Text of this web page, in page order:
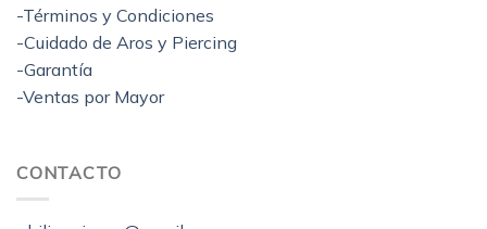
-Términos y Condiciones
-Cuidado de Aros y Piercing
-Garantía
-Ventas por Mayor
CONTACTO